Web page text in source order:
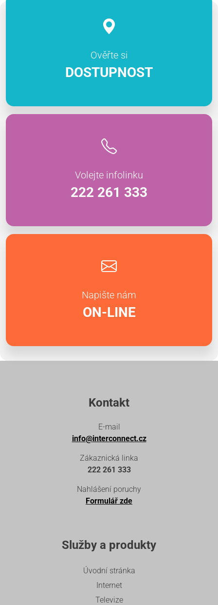
Ověřte si
DOSTUPNOST
Volejte infolinku
222 261 333
Napište nám
ON-LINE
Kontakt
E-mail
info@interconnect.cz
Zákaznická linka
222 261 333
Nahlášení poruchy
Formulář zde
Služby a produkty
Úvodní stránka
Internet
Televize